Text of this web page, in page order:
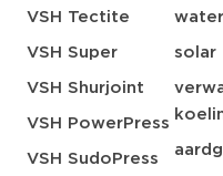
VSH Tectite
VSH Super
VSH Shurjoint
VSH PowerPress
VSH SudoPress
solar